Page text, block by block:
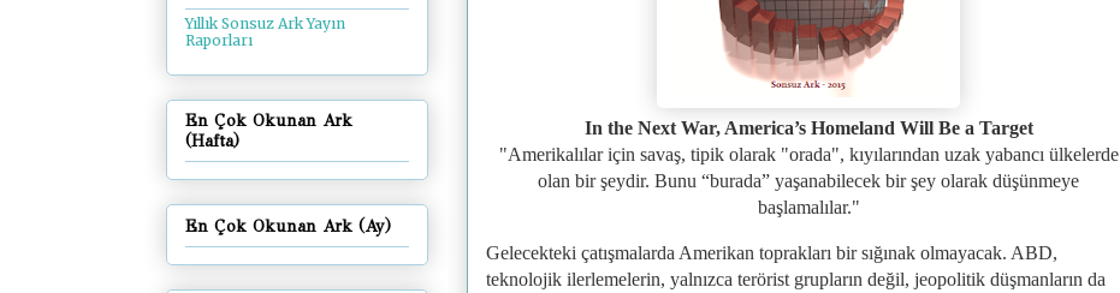
In the Next War, America’s Homeland Will Be a Target
"Amerikalılar için savaş, tipik olarak "orada", kıyılarından uzak yabancı ülkelerde
olan bir şeydir. Bunu “burada” yaşanabilecek bir şey olarak düşünmeye
başlamalılar."
Gelecekteki çatışmalarda Amerikan toprakları bir sığınak olmayacak. ABD,
teknolojik ilerlemelerin, yalnızca terörist grupların değil, jeopolitik düşmanların da
Yıllık Sonsuz Ark Yayın
Raporları
En Çok Okunan Ark
(Hafta)
En Çok Okunan Ark (Ay)